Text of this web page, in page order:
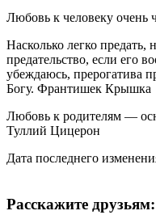
Любовь к человеку очень
Насколько легко предать,
предательство, если его
убеждаюсь, прерогатива
Богу. Франтишек Крышка
Любовь к родителям —
Туллий Цицерон
Дата последнего
Расскажите друзьям: